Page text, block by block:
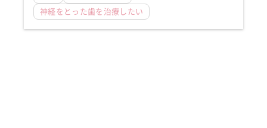
神経をとった歯を治療したい